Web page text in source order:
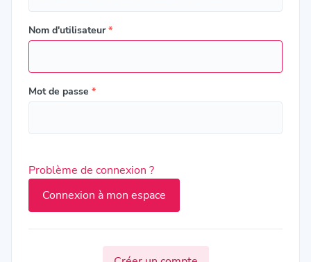
Nom d'utilisateur*
Mot de passe *
Problème de connexion ?